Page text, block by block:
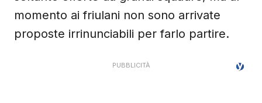
momento ai friulani non sono arrivate
proposte irrinunciabili per farlo partire.